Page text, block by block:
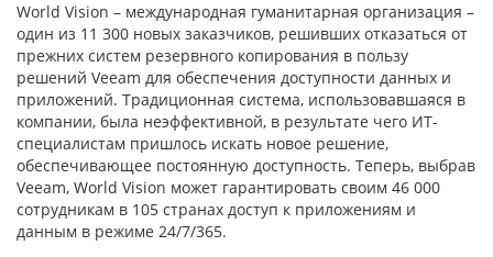
World Vision – международная гуманитарная организация –
один из 11 300 новых заказчиков, решивших отказаться от
прежних систем резервного копирования в пользу
решений Veeam для обеспечения доступности данных и
приложений. Традиционная система, использовавшаяся в
компании, была неэффективной, в результате чего ИТ-
специалистам пришлось искать новое решение,
обеспечивающее постоянную доступность. Теперь, выбрав
Veeam, World Vision может гарантировать своим 46 000
сотрудникам в 105 странах доступ к приложениям и
данным в режиме 24/7/365.